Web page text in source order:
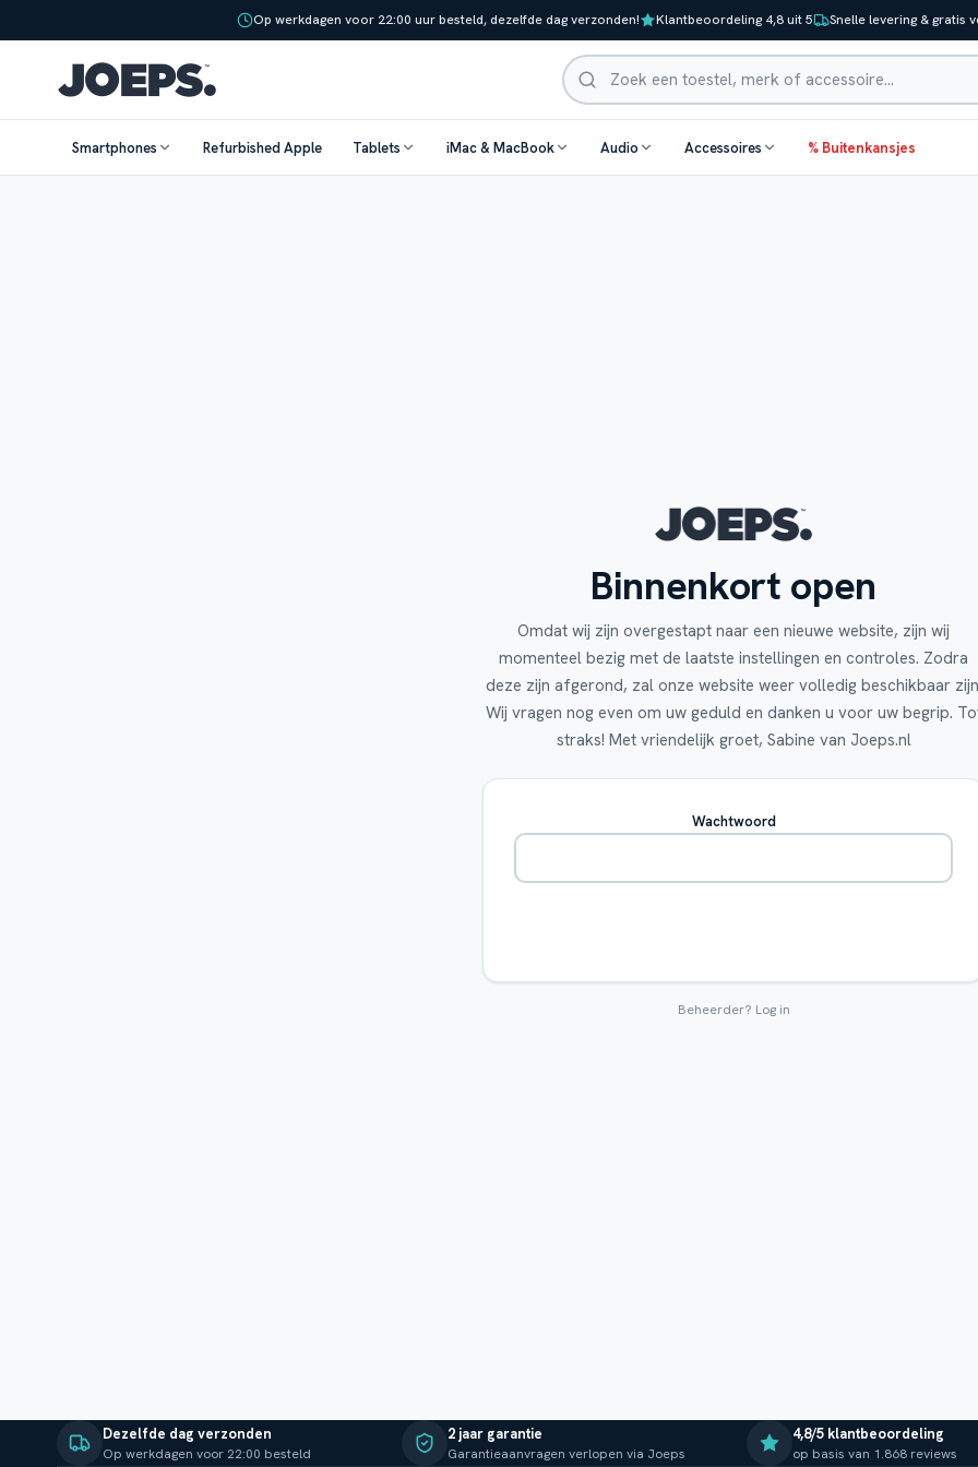
Op werkdagen voor 22:00 uur besteld, dezelfde dag verzonden! Klantbeoordeling 4,8 uit 5 Snelle levering & gratis
Zoeken
Smartphones Refurbished Apple Tablets iMac & MacBook Audio Accessoires % Buitenkansjes
Binnenkort open
Omdat wij zijn overgestapt naar een nieuwe website, zijn wij
momenteel bezig met de laatste instellingen en controles. Zodra
deze zijn afgerond, zal onze website weer volledig beschikbaar
Wij vragen nog even om uw geduld en danken u voor uw begrip.
straks! Met vriendelijk groet, Sabine van Joeps.nl
Wachtwoord
Beheerder? Log in
Dezelfde dag verzonden
Op werkdagen voor 22:00 besteld
2 jaar garantie
Garantieaanvragen verlopen via Joeps
4,8/5 klantbeoordeling
op basis van 1.868 reviews